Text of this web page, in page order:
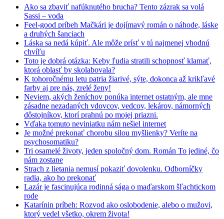
Ako sa zbaviť nafúknutého brucha? Tento zázrak sa volá
Sassi – voda
Feel-good príbeh Mačkári je dojímavý román o náhode, láske
a druhých šanciach
Láska sa nedá kúpiť. Ale môže prísť v tú najmenej vhodnú
chvíľu
Toto je dobrá otázka: Keby ľudia stratili schopnosť klamať,
ktorá oblasť by skolabovala?
K tohoročnému letu patria žiarivé, sýte, dokonca až krikľavé
farby aj pre nás, zrelé ženy!
Neviem, akých ženíchov ponúka internet ostatným, ale mne
zásadne nezadaných vdovcov, vedcov, lekárov, námorných
dôstojníkov, ktorí prahnú po mojej priazni.
Vďaka tomuto neviniatku nám nešiel internet
Je možné prekonať chorobu silou myšlienky? Veríte na
psychosomatiku?
Tri osamelé životy, jeden spoločný dom. Román To jediné, čo
nám zostane
Strach z lietania nemusí pokaziť dovolenku. Odborníčky
radia, ako ho prekonať
Lazár je fascinujúca rodinná sága o maďarskom šľachtickom
rode
Katarínin príbeh: Rozvod ako oslobodenie, alebo o mužovi,
ktorý vedel všetko, okrem života!